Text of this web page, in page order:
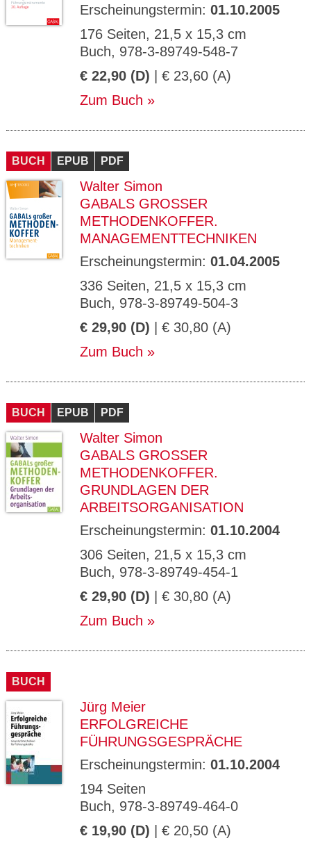
Erscheinungstermin: 01.10.2005
176 Seiten, 21,5 x 15,3 cm
Buch, 978-3-89749-548-7
€ 22,90 (D) | € 23,60 (A)
Zum Buch
BUCH EPUB PDF
Walter Simon
GABALS GROSSER M
ETHODENKOFFER. M
ANAGEMENTTECHNIKEN
Erscheinungstermin: 01.04.2005
336 Seiten, 21,5 x 15,3 cm
Buch, 978-3-89749-504-3
€ 29,90 (D) | € 30,80 (A)
Zum Buch
BUCH EPUB PDF
Walter Simon
GABALS GROSSER M
ETHODENKOFFER. G
RUNDLAGEN DER A
RBEITSORGANISATION
Erscheinungstermin: 01.10.2004
306 Seiten, 21,5 x 15,3 cm
Buch, 978-3-89749-454-1
€ 29,90 (D) | € 30,80 (A)
Zum Buch
BUCH
Jürg Meier
ERFOLGREICHE
FÜHRUNGSGESPRÄCHE
Erscheinungstermin: 01.10.2004
194 Seiten
Buch, 978-3-89749-464-0
€ 19,90 (D) | € 20,50 (A)